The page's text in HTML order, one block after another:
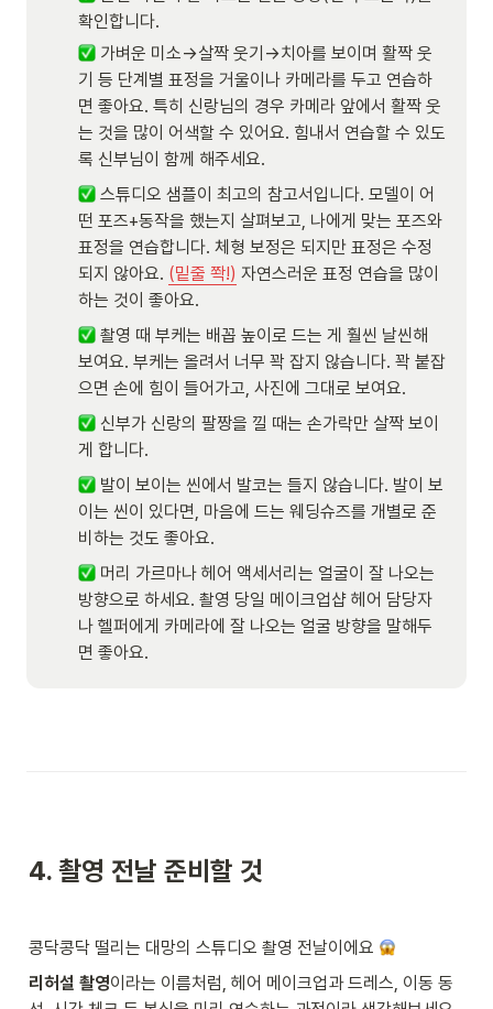
확인합니다.
가벼운 미소→살짝 웃기→치아를 보이며 활짝 웃
기 등 단계별 표정을 거울이나 카메라를 두고 연습하
면 좋아요. 특히 신랑님의 경우 카메라 앞에서 활짝 웃
는 것을 많이 어색할 수 있어요. 힘내서 연습할 수 있도
록 신부님이 함께 해주세요.
스튜디오 샘플이 최고의 참고서입니다. 모델이 어
떤 포즈+동작을 했는지 살펴보고, 나에게 맞는 포즈와
표정을 연습합니다. 체형 보정은 되지만 표정은 수정
되지 않아요. (밑줄 쫙!) 자연스러운 표정 연습을 많이
하는 것이 좋아요.
촬영 때 부케는 배꼽 높이로 드는 게 훨씬 날씬해
보여요. 부케는 올려서 너무 꽉 잡지 않습니다. 꽉 붙잡
으면 손에 힘이 들어가고, 사진에 그대로 보여요.
신부가 신랑의 팔짱을 낄 때는 손가락만 살짝 보이
게 합니다.
발이 보이는 씬에서 발코는 들지 않습니다. 발이 보
이는 씬이 있다면, 마음에 드는 웨딩슈즈를 개별로 준
비하는 것도 좋아요.
머리 가르마나 헤어 액세서리는 얼굴이 잘 나오는
방향으로 하세요. 촬영 당일 메이크업샵 헤어 담당자
나 헬퍼에게 카메라에 잘 나오는 얼굴 방향을 말해두
면 좋아요.
4. 촬영 전날 준비할 것
콩닥콩닥 떨리는 대망의 스튜디오 촬영 전날이에요
리허설 촬영이라는 이름처럼, 헤어 메이크업과 드레스, 이동 동